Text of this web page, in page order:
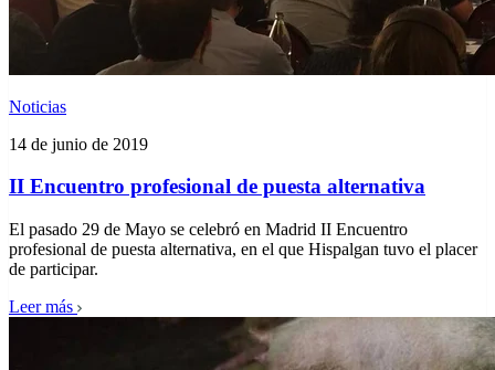
Noticias
14 de junio de 2019
II Encuentro profesional de puesta alternativa
El pasado 29 de Mayo se celebró en Madrid II Encuentro
profesional de puesta alternativa, en el que Hispalgan tuvo el placer
de participar.
Leer más